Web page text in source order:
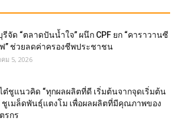
จัด “ตลาดปันน้ำใจ” ผนึก CPF ยก “คาราวานซี
” ช่วยลดค่าครองชีพประชาชน
คม 5, 2026
ต๋ชูแนวคิด “ทุกผลผลิตที่ดี เริ่มต้นจากจุดเริ่มต้น
ชูเมล็ดพันธุ์แตงโม เพื่อผลผลิตที่มีคุณภาพของ
รกร